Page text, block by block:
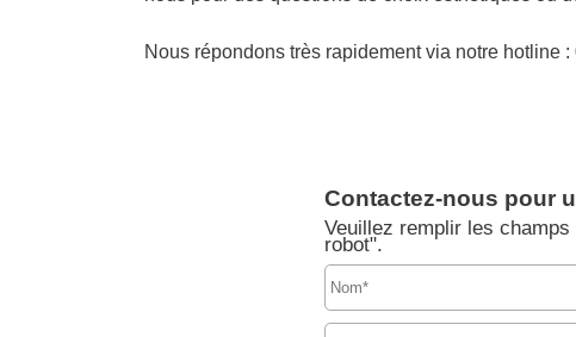
Nous répondons très rapidement via notre hotline
Contactez-nous pour
Veuillez remplir les
robot".